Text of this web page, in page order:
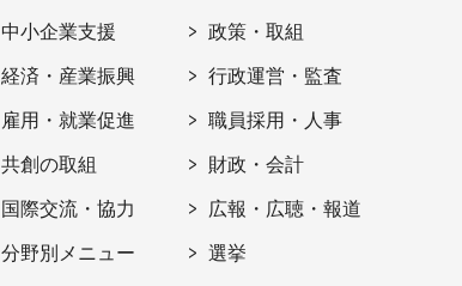
中小企業支援
経済・産業振興
雇用・就業促進
共創の取組
国際交流・協力
分野別メニュー
政策・取組
行政運営・監査
職員採用・人事
財政・会計
広報・広聴・報道
選挙